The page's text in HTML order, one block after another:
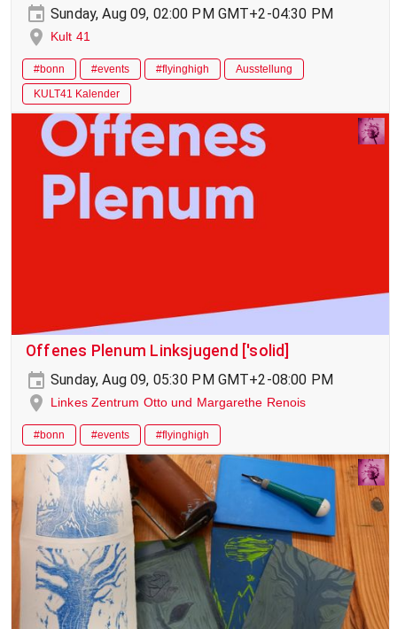
Sunday, Aug 09, 02:00 PM GMT+2-04:30 PM
Kult 41
#bonn #events #flyinghigh
Ausstellung
KULT41 Kalender
Offenes Plenum Linksjugend ['solid]
Sunday, Aug 09, 05:30 PM GMT+2-08:00 PM
Linkes Zentrum Otto und Margarethe Renois
#bonn #events #flyinghigh